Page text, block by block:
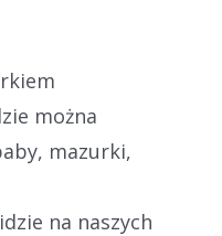
można
mazurki,
na naszych